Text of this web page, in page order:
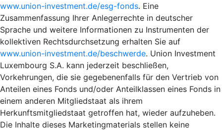
www.union-investment.de/esg-fonds. Eine
Zusammenfassung Ihrer Anlegerrechte in deutscher
Sprache und weitere Informationen zu Instrumenten der
kollektiven Rechtsdurchsetzung erhalten Sie auf
www.union-investment.de/beschwerde. Union Investment
Luxembourg S.A. kann jederzeit beschließen,
Vorkehrungen, die sie gegebenenfalls für den Vertrieb von
Anteilen eines Fonds und/oder Anteilklassen eines Fonds in
einem anderen Mitgliedstaat als ihrem
Herkunftsmitgliedstaat getroffen hat, wieder aufzuheben.
Die Inhalte dieses Marketingmaterials stellen keine